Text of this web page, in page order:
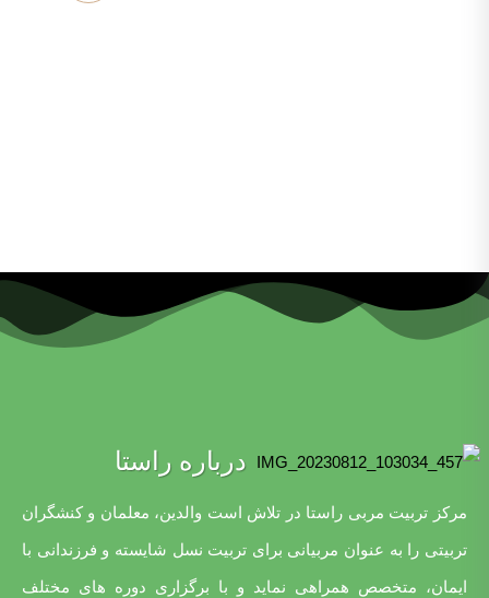
درباره راستا
مرکز تربیت مربی راستا در تلاش است والدین، معلمان و کنشگران
تربیتی را به عنوان مربیانی برای تربیت نسل شایسته و فرزندانی با
ایمان، متخصص همراهی نماید و با برگزاری دوره های مختلف